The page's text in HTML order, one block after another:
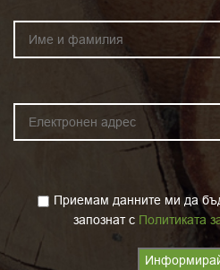
Приемам данните ми да
запознат с Политиката